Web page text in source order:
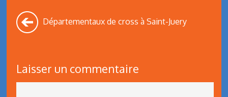
Départementaux de cross à Saint-Juery
Laisser un commentaire